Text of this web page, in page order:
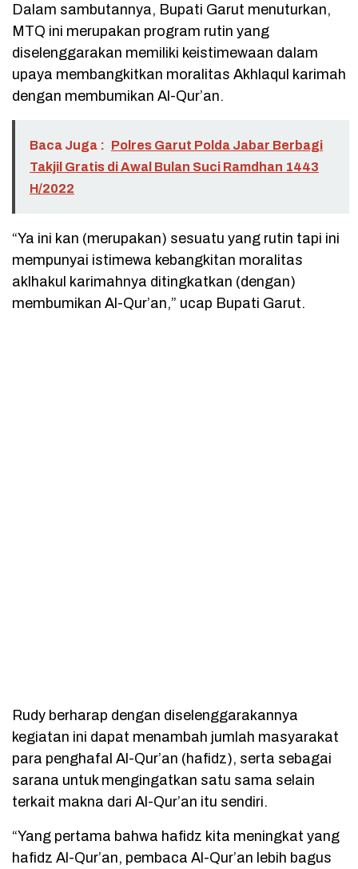
Dalam sambutannya, Bupati Garut menuturkan,
MTQ ini merupakan program rutin yang
diselenggarakan memiliki keistimewaan dalam
upaya membangkitkan moralitas Akhlaqul karimah
dengan membumikan Al-Qur’an.
Baca Juga : Polres Garut Polda Jabar Berbagi
Takjil Gratis di Awal Bulan Suci Ramdhan 1443
H/2022
“Ya ini kan (merupakan) sesuatu yang rutin tapi ini
mempunyai istimewa kebangkitan moralitas
aklhakul karimahnya ditingkatkan (dengan)
membumikan Al-Qur’an,” ucap Bupati Garut.
Rudy berharap dengan diselenggarakannya
kegiatan ini dapat menambah jumlah masyarakat
para penghafal Al-Qur’an (hafidz), serta sebagai
sarana untuk mengingatkan satu sama selain
terkait makna dari Al-Qur’an itu sendiri.
“Yang pertama bahwa hafidz kita meningkat yang
hafidz Al-Qur’an, pembaca Al-Qur’an lebih bagus